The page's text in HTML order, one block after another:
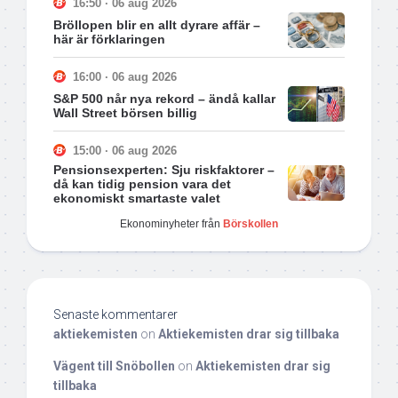
16:50 · 06 aug 2026
Bröllopen blir en allt dyrare affär –
här är förklaringen
16:00 · 06 aug 2026
S&P 500 når nya rekord – ändå kallar
Wall Street börsen billig
15:00 · 06 aug 2026
Pensionsexperten: Sju riskfaktorer –
då kan tidig pension vara det
ekonomiskt smartaste valet
Ekonominyheter från Börskollen
Senaste kommentarer
aktiekemisten on Aktiekemisten drar sig tillbaka
Vägent till Snöbollen on Aktiekemisten drar sig
tillbaka